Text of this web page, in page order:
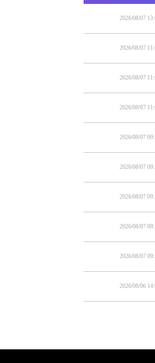
2026/08/07
2026/08/07
2026/08/07
2026/08/07
2026/08/07
2026/08/07
2026/08/07
2026/08/07
2026/08/07
2026/08/06